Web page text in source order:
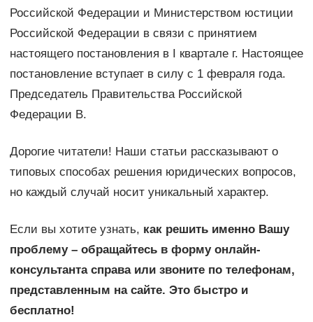
Российской Федерации и Министерством юстиции
Российской Федерации в связи с принятием
настоящего постановления в I квартале г. Настоящее
постановление вступает в силу с 1 февраля года.
Председатель Правительства Российской
Федерации В.
Дорогие читатели! Наши статьи рассказывают о
типовых способах решения юридических вопросов,
но каждый случай носит уникальный характер.
Если вы хотите узнать, как решить именно Вашу
проблему – обращайтесь в форму онлайн-
консультанта справа или звоните по телефонам,
представленным на сайте. Это быстро и
бесплатно!